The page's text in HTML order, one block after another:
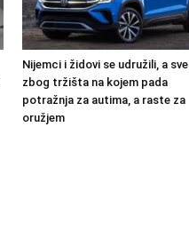
Nijemci i židovi se udružili, a sve
zbog tržišta na kojem pada
potražnja za autima, a raste za
oružjem